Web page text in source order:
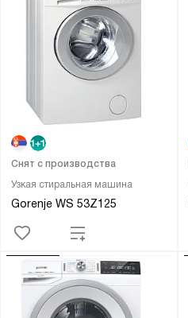
Узкая стиральная машина
Gorenje WS 53Z125
Снят с производства